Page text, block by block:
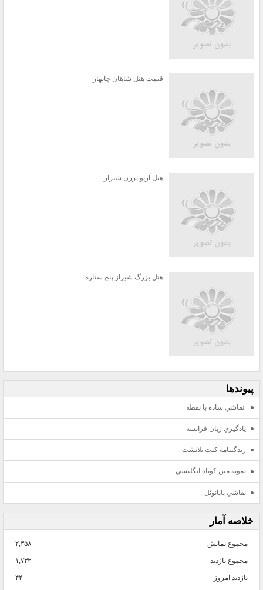
قیمت هتل شاهان چابهار
هتل آریو برزن شیراز
هتل بزرگ شیراز پنج ستاره
پيوندها
نقاشي ساده با نقطه
يادگيري زبان فرانسه
زندگينامه كيت بلانشت
نمونه متن كوتاه انگليسي
نقاشي بابانوئل
خلاصه آمار
مجموع نمایش‌ ۲,۳۵۸
مجموع بازدید ۱,۷۳۲
بازدید امروز ۴۴